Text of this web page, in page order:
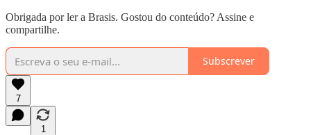
Obrigada por ler a Brasis. Gostou do conteúdo? Assine e
compartilhe.
Subscrever
7
1